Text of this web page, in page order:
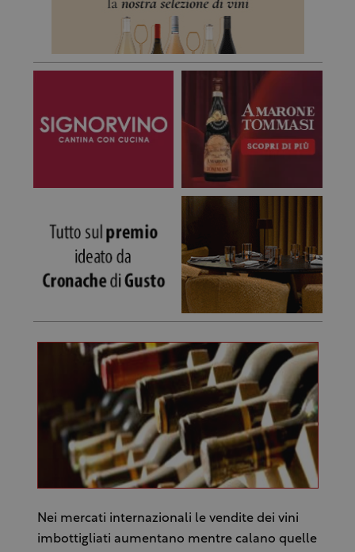
Nei mercati internazionali le vendite dei vini
imbottigliati aumentano mentre calano quelle